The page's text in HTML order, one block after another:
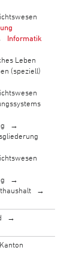
Informatik
Leben
(speziell)